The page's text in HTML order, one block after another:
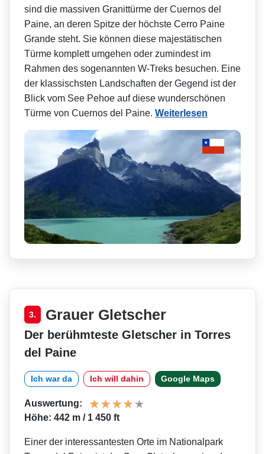
sind die massiven Granittürme der Cuernos del
Paine, an deren Spitze der höchste Cerro Paine
Grande steht. Sie können diese majestätischen
Türme komplett umgehen oder zumindest im
Rahmen des sogenannten W-Treks besuchen. Eine
der klassischsten Landschaften der Gegend ist der
Blick vom See Pehoe auf diese wunderschönen
Türme von Cuernos del Paine. Weiterlesen
3. Grauer Gletscher
Der berühmteste Gletscher in Torres
del Paine
Ich war da Ich will dahin Google Maps
Auswertung:
Höhe: 442 m / 1 450 ft
Einer der interessantesten Orte im Nationalpark